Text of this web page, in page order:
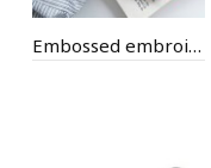
Embossed embroidery phone case